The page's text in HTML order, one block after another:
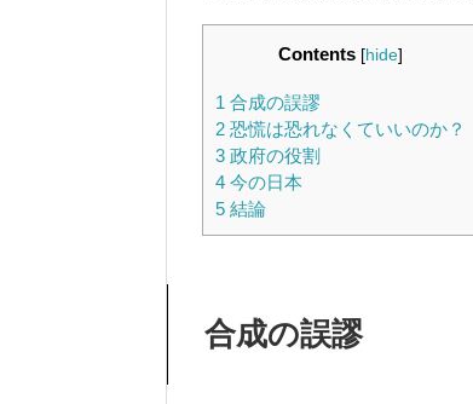
Contents [hide]
1 合成の誤謬
2 恐慌は恐れなくていいのか？
3 政府の役割
4 今の日本
5 結論
合成の誤謬